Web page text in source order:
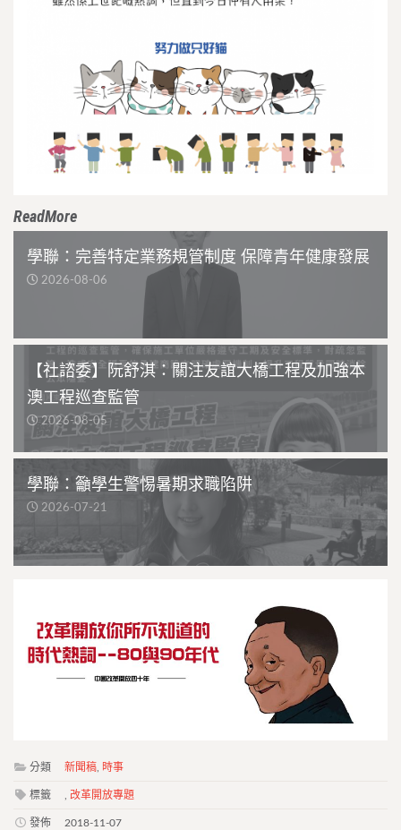
ReadMore
學聯：完善特定業務規管制度 保障青年健康發展
2026-08-06
【社諮委】阮舒淇：關注友誼大橋工程及加強本
澳工程巡查監管
2026-08-05
學聯：籲學生警惕暑期求職陷阱
2026-07-21
分類 新聞稿 時事
標籤 改革開放專題
發佈 2018-11-07